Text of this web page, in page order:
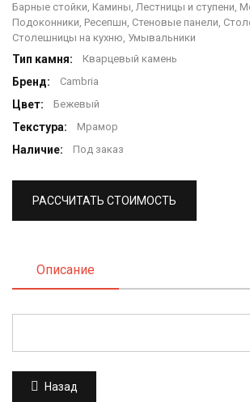
Барные стойки, Камины, Лестницы и ступени,
Подоконники, Ресепшн, Стеновые панели,
Столешницы на кухню, Умывальники
Тип камня: Кварцевый камень
Бренд: Cambria
Цвет: Бежевый
Текстура: Мрамор
Наличие: Под заказ
РАССЧИТАТЬ СТОИМОСТЬ
Описание
Назад